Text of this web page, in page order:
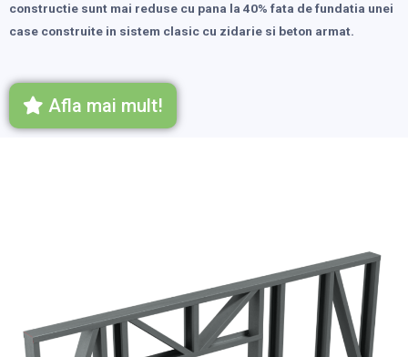
constructie sunt mai reduse cu pana la 40% fata de fundatia unei
case construite in sistem clasic cu zidarie si beton armat.
Afla mai mult!